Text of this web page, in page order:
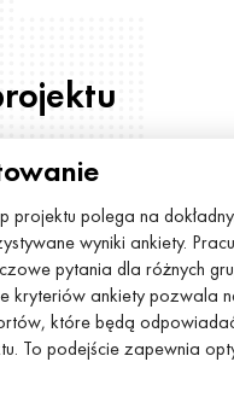
projektu polega na
wyniki ankiety.
pytania dla różnych
kryteriów ankiety pozwala
które będą
To podejście zapewnia
ankiet, jak i w procesie